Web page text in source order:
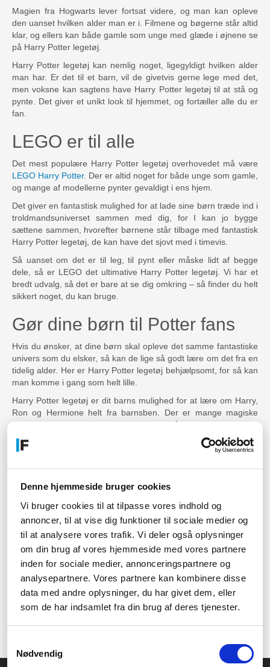
Denne hjemmeside bruger cookies
Vi bruger cookies til at tilpasse vores indhold og
annoncer, til at vise dig funktioner til sociale medier og
til at analysere vores trafik. Vi deler også oplysninger
om din brug af vores hjemmeside med vores partnere
inden for sociale medier, annonceringspartnere og
analysepartnere. Vores partnere kan kombinere disse
data med andre oplysninger, du har givet dem, eller
som de har indsamlet fra din brug af deres tjenester.
Nødvendig
Magien fra Hogwarts lever fortsat videre, og man kan opleve
den uanset hvilken alder man er i. Filmene og bøgerne står altid
klar, og ellers kan både gamle som unge med glæde i øjnene se
på Harry Potter legetøj.
Harry Potter legetøj kan nemlig noget, ligegyldigt hvilken alder
man har. Er det til et barn, vil de givetvis gerne lege med det,
men voksne kan sagtens have Harry Potter legetøj til at stå og
pynte. Det giver et unikt look til hjemmet, og fortæller alle du er
fan.
LEGO er til alle
Det mest populære Harry Potter legetøj overhovedet må være
LEGO Harry Potter. Der er altid noget for både unge som gamle,
og mange af modellerne pynter gevaldigt i ens hjem.
Det giver en fantastisk mulighed for at lade sine børn træde ind i
troldmandsuniverset sammen med dig, for I kan jo bygge
sættene sammen, hvorefter børnene står tilbage med fantastisk
Harry Potter legetøj, de kan have det sjovt med i timevis.
Så uanset om det er til leg, til pynt eller måske lidt af begge
dele, så er LEGO det ultimative Harry Potter legetøj. Vi har et
bredt udvalg, så det er bare at se dig omkring – så finder du helt
sikkert noget, du kan bruge.
Gør dine børn til Potter fans
Hvis du ønsker, at dine børn skal opleve det samme fantastiske
univers som du elsker, så kan de lige så godt lære om det fra en
tidelig alder. Her er Harry Potter legetøj behjælpsomt, for så kan
man komme i gang som helt lille.
Harry Potter legetøj er dit barns mulighed for at lære om Harry,
Ron og Hermione helt fra barnsben. Der er mange magiske
øjeblikke, der er passende selv for de små, og det klæder dem
godt på til livet som fans, når de bliver lidt ældre.
Om det så er figurer, LEGO, deres egen tryllestav eller noget
helt andet – Harry Potter legetøj er en oplagt gave til både børn
helt sikkert noget, du kan bruge.
Vil du gerne vide mere?
Er du i tvivl om noget, eller har du spørgsmål angående Harry
Potter legetøj? Uanset hvad det måtte være du vil vide om vores
store sortiment aflegetøj, så skal du være mere end velkommen
til at spørge os om råd og vejledning.
Vores kundeservice sidder klar i vores åbningstider alle
hverdage, og de vil hellere end gerne svare på dine spørgsmål.